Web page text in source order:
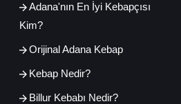
Adana'nın En İyi Kebapçısı
Kim?
Orijinal Adana Kebap
Kebap Nedir?
Billur Kebabı Nedir?